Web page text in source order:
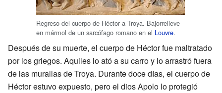
Regreso del cuerpo de Héctor a Troya. Bajorrelieve
en mármol de un sarcófago romano en el Louvre.
Después de su muerte, el cuerpo de Héctor fue maltratado
por los griegos. Aquiles lo ató a su carro y lo arrastró fuera
de las murallas de Troya. Durante doce días, el cuerpo de
Héctor estuvo expuesto, pero el dios Apolo lo protegió